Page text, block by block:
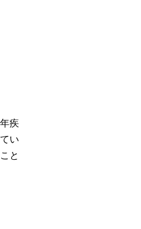
疾
い
と